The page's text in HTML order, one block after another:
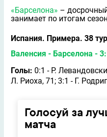
«Барселона» –
занимает по итогам
Испания. Примера. 38 тур
Валенсия - Барселона -
Голы: 0:1 - Р.
Л. Риоха, 71; 3:1 - Г.
Голосуй за
матча